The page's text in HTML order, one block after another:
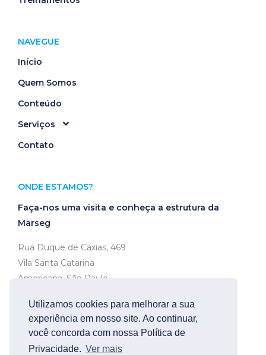
NAVEGUE
Início
Quem Somos
Conteúdo
Serviços
Contato
ONDE ESTAMOS?
Faça-nos uma visita e conheça a estrutura da
Marseg
Rua Duque de Caxias, 469
Vila Santa Catarina
Americana, São Paulo
Ver no mapa
Utilizamos cookies para melhorar a sua
experiência em nosso site. Ao continuar,
você concorda com nossa Política de
Privacidade. Ver mais